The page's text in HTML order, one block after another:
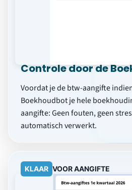
Geen stress aan het
jaar
Als ZZP’er weet je één ding
het jaar moet je
wordt dit proces eenvoudig en
rapporten geven je maximale